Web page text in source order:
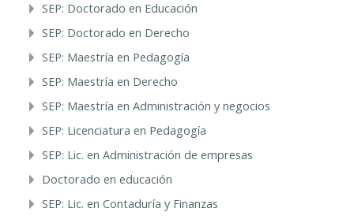
SEP: Doctorado en Educación
SEP: Doctorado en Derecho
SEP: Maestría en Pedagogía
SEP: Maestría en Derecho
SEP: Maestría en Administración y negocios
SEP: Licenciatura en Pedagogía
SEP: Lic. en Administración de empresas
Doctorado en educación
SEP: Lic. en Contaduría y Finanzas